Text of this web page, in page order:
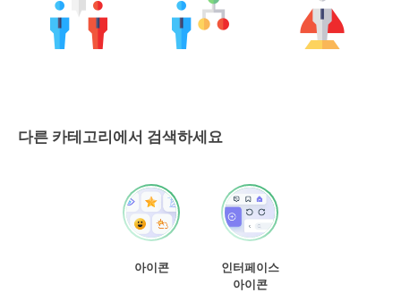
다른 카테고리에서 검색하세요
아이콘
인터페이스
아이콘